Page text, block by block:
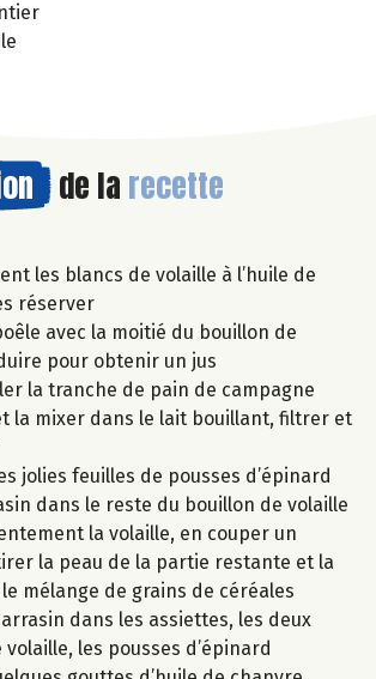
de la recette
les blancs de volaille à l’huile de
réserver
avec la moitié du bouillon de
pour obtenir un jus
la tranche de pain de campagne
la mixer dans le lait bouillant, filtrer et
jolies feuilles de pousses d’épinard
dans le reste du bouillon de volaille
la volaille, en couper un
la peau de la partie restante et la
mélange de grains de céréales
dans les assiettes, les deux
volaille, les pousses d’épinard